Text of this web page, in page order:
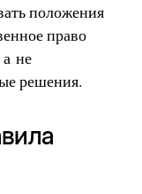
положения
право
не
решения.